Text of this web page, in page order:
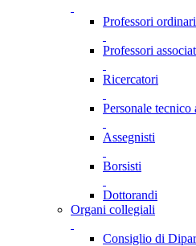
Professori ordinari
Professori
Ricercatori
Personale
Assegnisti
Borsisti
Dottorandi
Organi collegiali
Consiglio di